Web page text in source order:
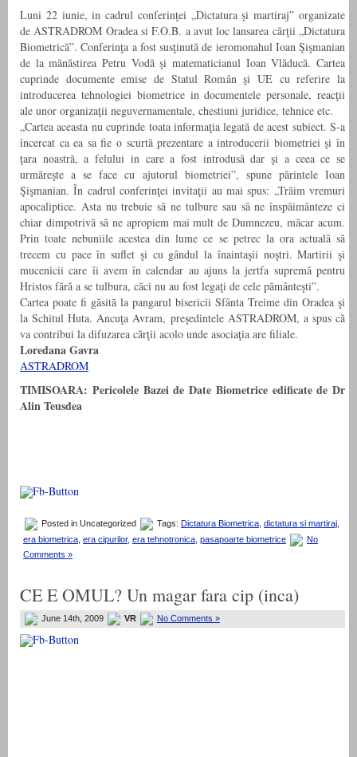
Luni 22 iunie, in cadrul conferinţei „Dictatura şi martiraj” organizate
de ASTRADROM Oradea si F.O.B. a avut loc lansarea cărţii „Dictatura
Biometrică”. Conferinţa a fost susţinută de ieromonahul Ioan Şişmanian
de la mănăstirea Petru Vodă şi matematicianul Ioan Vlăducă. Cartea
cuprinde documente emise de Statul Român şi UE cu referire la
introducerea tehnologiei biometrice in documentele personale, reacţii
ale unor organizaţii neguvernamentale, chestiuni juridice, tehnice etc.
„Cartea aceasta nu cuprinde toata informaţia legată de acest subiect. S-a
încercat ca ea sa fie o scurtă prezentare a introducerii biometriei şi în
ţara noastră, a felului in care a fost introdusă dar şi a ceea ce se
urmăreşte a se face cu ajutorul biometriei”, spune părintele Ioan
Şişmanian. În cadrul conferinţei invitaţii au mai spus: „Trăim vremuri
apocaliptice. Asta nu trebuie să ne tulbure sau să ne înspăimânteze ci
chiar dimpotrivă să ne apropiem mai mult de Dumnezeu, măcar acum.
Prin toate nebuniile acestea din lume ce se petrec la ora actuală să
trecem cu pace în suflet şi cu gândul la înaintaşii noştri. Martirii şi
mucenicii care îi avem în calendar au ajuns la jertfa supremă pentru
Hristos fără a se tulbura, căci nu au fost legaţi de cele pământeşti”.
Cartea poate fi găsită la pangarul bisericii Sfânta Treime din Oradea şi
la Schitul Huta. Ancuţa Avram, preşedintele ASTRADROM, a spus că
va contribui la difuzarea cărţii acolo unde asociaţia are filiale.
Loredana Gavra
ASTRADROM
TIMISOARA: Pericolele Bazei de Date Biometrice edificate de Dr
Alin Teusdea
Posted in Uncategorized Tags: Dictatura Biometrica dictatura si martiraj
era biometrica era cipurilor, era tehnotronica pasapoarte biometrice
No
Comments »
CE E OMUL? Un magar fara cip (inca)
June 14th, 2009 VR No Comments »